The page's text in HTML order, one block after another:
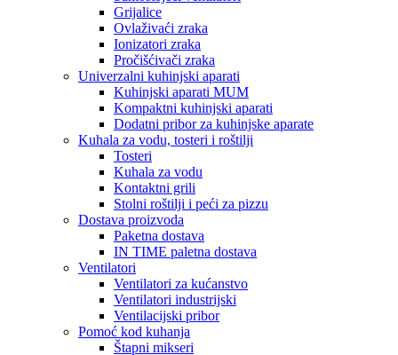
Grijalice
Ovlaživaći zraka
Ionizatori zraka
Pročišćivači zraka
Univerzalni kuhinjski aparati
Kuhinjski aparati MUM
Kompaktni kuhinjski aparati
Dodatni pribor za kuhinjske aparate
Kuhala za vodu, tosteri i roštilji
Tosteri
Kuhala za vodu
Kontaktni grili
Stolni roštilji i peći za pizzu
Dostava proizvoda
Paketna dostava
IN TIME paletna dostava
Ventilatori
Ventilatori za kućanstvo
Ventilatori industrijski
Ventilacijski pribor
Pomoć kod kuhanja
Štapni mikseri